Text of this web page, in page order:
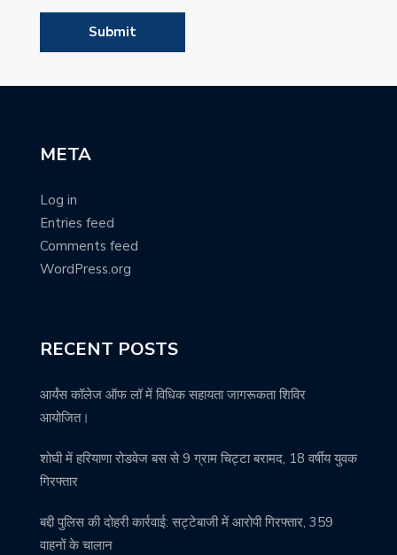
META
Log in
Entries feed
Comments feed
WordPress.org
RECENT POSTS
आर्यंस कॉलेज ऑफ लॉ में विधिक सहायता जागरूकता शिविर
आयोजित।
शोघी में हरियाणा रोडवेज बस से 9 ग्राम चिट्टा बरामद, 18 वर्षीय युवक
गिरफ्तार
बद्दी पुलिस की दोहरी कार्रवाई: सट्टेबाजी में आरोपी गिरफ्तार, 359
वाहनों के चालान